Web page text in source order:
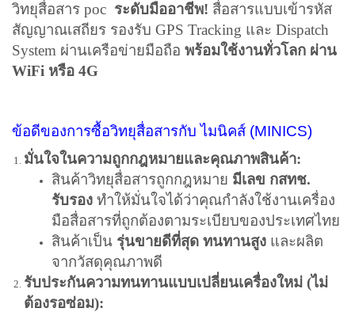
วิทยุสื่อสาร poc ระดับมืออาชีพ! สื่อสารแบบเข้ารหัส
สัญญาณเสถียร รองรับ GPS Tracking และ Dispatch
System ผ่านเครือข่ายมือถือ พร้อมใช้งานทั่วโลก ผ่าน
WiFi หรือ 4G
ข้อดีของการซื้อวิทยุสื่อสารกับ ไมนิคส์ (MINICS)
มั่นใจในความถูกกฎหมายและคุณภาพสินค้า:
สินค้าวิทยุสื่อสารถูกกฎหมาย มีเลข กสทช.
รับรอง ทำให้มั่นใจได้ว่าคุณกำลังใช้งานเครื่อง
มือสื่อสารที่ถูกต้องตามระเบียบของประเทศไทย
สินค้าเป็น รุ่นขายดีที่สุด ทนทานสูง และผลิต
จากวัสดุคุณภาพดี
รับประกันความทนทานแบบเปลี่ยนเครื่องใหม่ (ไม่
ต้องรอซ่อม):